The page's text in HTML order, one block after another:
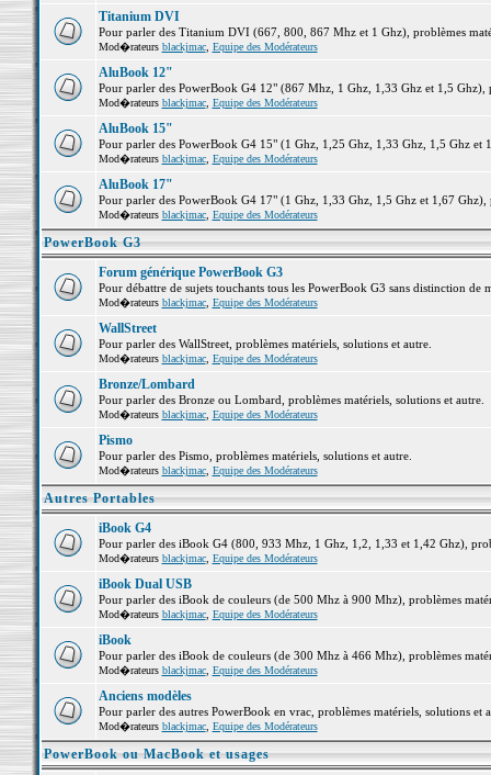
Titanium DVI
Pour parler des Titanium DVI (667, 800, 867 Mhz et 1 Ghz), problèmes
Mod�rateurs blackjmac, Equipe des Modérateurs
AluBook 12"
Pour parler des PowerBook G4 12" (867 Mhz, 1 Ghz, 1,33 Ghz et 1,5 Ghz),
Mod�rateurs blackjmac, Equipe des Modérateurs
AluBook 15"
Pour parler des PowerBook G4 15" (1 Ghz, 1,25 Ghz, 1,33 Ghz, 1,5 Ghz et
Mod�rateurs blackjmac, Equipe des Modérateurs
AluBook 17"
Pour parler des PowerBook G4 17" (1 Ghz, 1,33 Ghz, 1,5 Ghz et 1,67 Ghz),
Mod�rateurs blackjmac, Equipe des Modérateurs
PowerBook G3
Forum générique PowerBook G3
Pour débattre de sujets touchants tous les PowerBook G3 sans distinction de
Mod�rateurs blackjmac, Equipe des Modérateurs
WallStreet
Pour parler des WallStreet, problèmes matériels, solutions et autre.
Mod�rateurs blackjmac, Equipe des Modérateurs
Bronze/Lombard
Pour parler des Bronze ou Lombard, problèmes matériels, solutions et autre.
Mod�rateurs blackjmac, Equipe des Modérateurs
Pismo
Pour parler des Pismo, problèmes matériels, solutions et autre.
Mod�rateurs blackjmac, Equipe des Modérateurs
Autres Portables
iBook G4
Pour parler des iBook G4 (800, 933 Mhz, 1 Ghz, 1,2, 1,33 et 1,42 Ghz),
Mod�rateurs blackjmac, Equipe des Modérateurs
iBook Dual USB
Pour parler des iBook de couleurs (de 500 Mhz à 900 Mhz), problèmes
Mod�rateurs blackjmac, Equipe des Modérateurs
iBook
Pour parler des iBook de couleurs (de 300 Mhz à 466 Mhz), problèmes
Mod�rateurs blackjmac, Equipe des Modérateurs
Anciens modèles
Pour parler des autres PowerBook en vrac, problèmes matériels, solutions et
Mod�rateurs blackjmac, Equipe des Modérateurs
PowerBook ou MacBook et usages